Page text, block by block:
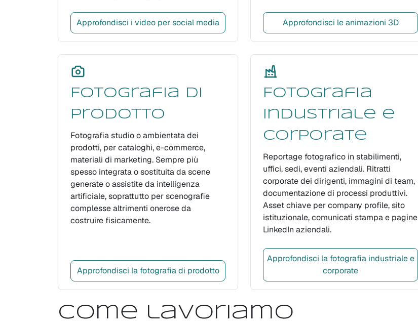
Approfondisci i video per social media Approfondisci le animazioni 3D
Fotografia di
prodotto
Fotografia studio o ambientata dei
prodotti, per cataloghi, e-commerce,
materiali di marketing. Sempre più
spesso integrata o sostituita da scene
generate o assistite da intelligenza
artificiale, soprattutto per scenografie
complesse altrimenti onerose da
costruire fisicamente.
Approfondisci la fotografia di prodotto
Fotografia
industriale e
corporate
Reportage fotografico in stabilimenti,
uffici, sedi, eventi aziendali. Ritratti
corporate dei dirigenti, immagini di team,
documentazione di processi produttivi.
Asset chiave per company profile, sito
istituzionale, comunicati stampa e pagine
LinkedIn aziendali.
Approfondisci la fotografia industriale e
corporate
Come lavoriamo